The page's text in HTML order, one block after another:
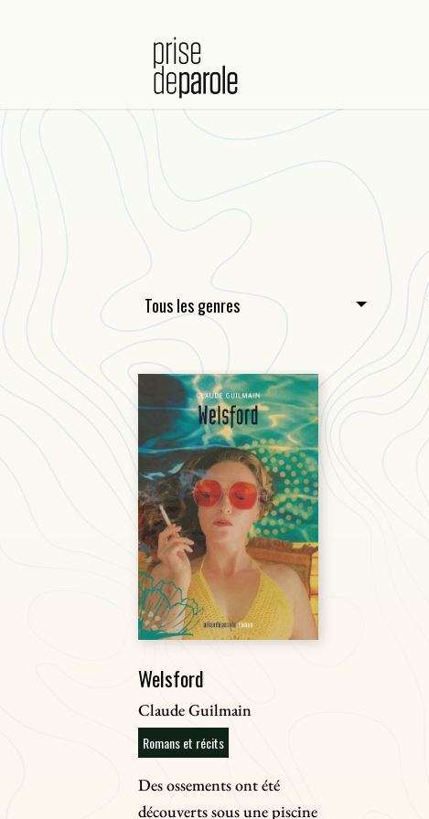
Tous les genres
Welsford
Claude Guilmain
Romans et récits
Des ossements ont été
découverts sous une piscine